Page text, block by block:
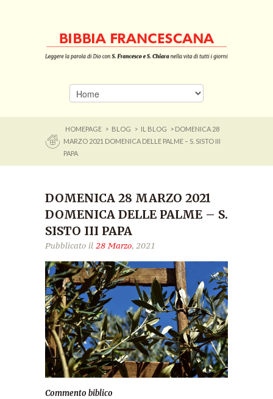
HOMEPAGE > BLOG > IL BLOG
> DOMENICA 28
MARZO 2021 DOMENICA DELLE PALME – S. SISTO III
PAPA
DOMENICA 28 MARZO 2021
DOMENICA DELLE PALME – S.
SISTO III PAPA
Pubblicato il 28 Marzo, 2021
Commento biblico